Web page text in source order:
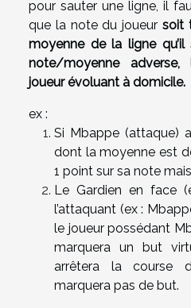
pour sauter une ligne, il
que la note du joueur soit
moyenne de la ligne qu’il
note/moyenne
joueur évoluant à domicile.
ex :
Si Mbappe (attaque)
dont la moyenne est
1 point sur sa note
Le Gardien en face
l’attaquant (ex :
le joueur possédant
marquera un but
arrêtera la course
marquera pas de but.